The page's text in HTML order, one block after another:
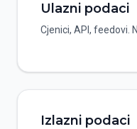
Ulazni podaci
Cjenici, API, feedovi.
Izlazni podaci